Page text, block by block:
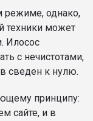
режиме, однако,
техники может
Илосос
с нечистотами,
сведен к нулю.
принципу:
сайте, и в